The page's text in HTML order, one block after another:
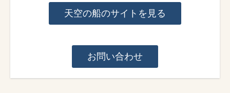
天空の船のサイトを見る
お問い合わせ